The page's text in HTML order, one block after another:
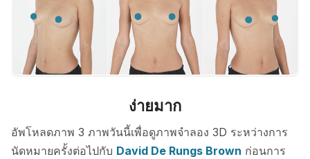
ง่ายมาก
อัพโหลดภาพ 3 ภาพวันนี้เพื่อดูภาพจำลอง 3D ระหว่างการ
นัดหมายครั้งต่อไปกับ David De Rungs Brown ก่อนการ